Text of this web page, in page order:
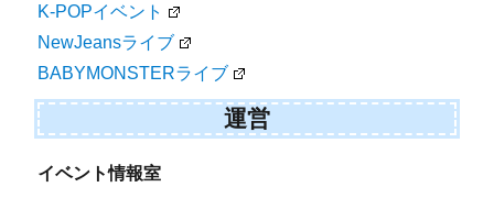
K-POPイベント
NewJeansライブ
BABYMONSTERライブ
運営
イベント情報室